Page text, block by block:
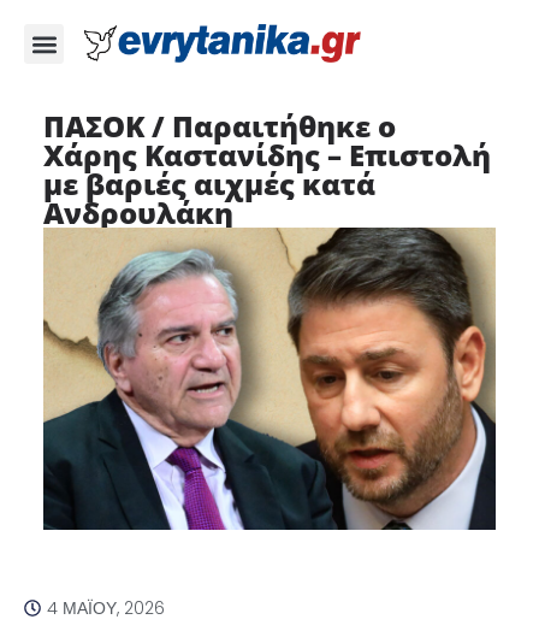
ΠΑΣΟΚ / Παραιτήθηκε ο
Χάρης Καστανίδης – Επιστολή
με βαριές αιχμές κατά
Ανδρουλάκη
4 ΜΑΪ́ΟΥ, 2026